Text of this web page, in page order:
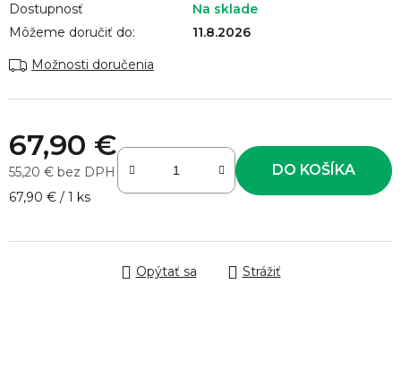
Dostupnosť
Na sklade
Môžeme doručiť do:
11.8.2026
Možnosti doručenia
67,90 €
55,20 € bez DPH
Jednotková cena:
67,90 € / 1 ks
DO KOŠÍKA
Opýtať sa Strážiť